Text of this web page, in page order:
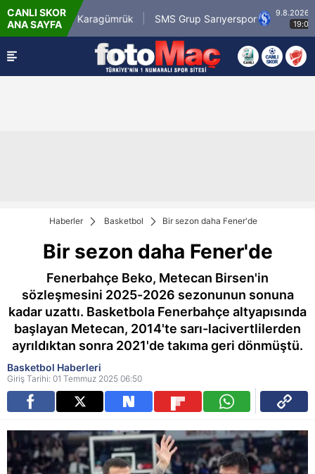
CANLI SKOR
ANA SAYFAKaragümrük SMS Grup Sarıyerspor
9.8.2026 - Paz
19:00
Haberler Basketbol Bir sezon daha Fener'de
Bir sezon daha Fener'de
Fenerbahçe Beko, Metecan Birsen'in
sözleşmesini 2025-2026 sezonunun sonuna
kadar uzattı. Basketbola Fenerbahçe altyapısında
başlayan Metecan, 2014'te sarı-lacivertlilerden
ayrıldıktan sonra 2021'de takıma geri dönmüştü.
Basketbol Haberleri
Giriş Tarihi: 01 Temmuz 2025 06:50